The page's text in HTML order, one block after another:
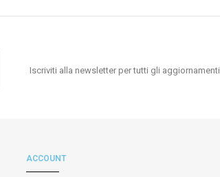
Iscriviti alla newsletter per tutti gli aggiornamenti
ACCOUNT